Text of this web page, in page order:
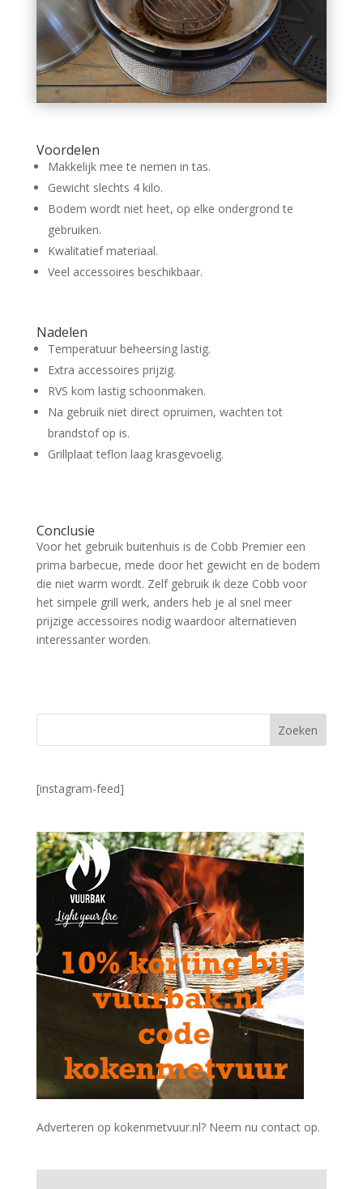
Voordelen
Makkelijk mee te nemen in tas.
Gewicht slechts 4 kilo.
Bodem wordt niet heet, op elke ondergrond te
gebruiken.
Kwalitatief materiaal.
Veel accessoires beschikbaar.
Nadelen
Temperatuur beheersing lastig.
Extra accessoires prijzig.
RVS kom lastig schoonmaken.
Na gebruik niet direct opruimen, wachten tot
brandstof op is.
Grillplaat teflon laag krasgevoelig.
Conclusie
Voor het gebruik buitenhuis is de Cobb Premier een
prima barbecue, mede door het gewicht en de bodem
die niet warm wordt. Zelf gebruik ik deze Cobb voor
het simpele grill werk, anders heb je al snel meer
prijzige accessoires nodig waardoor alternatieven
interessanter worden.
[instagram-feed]
Adverteren op kokenmetvuur.nl? Neem nu contact op.